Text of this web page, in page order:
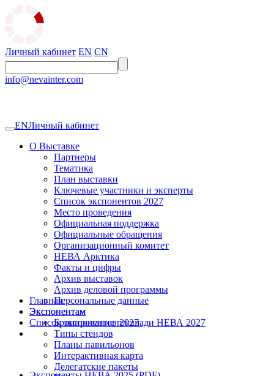
Личный кабинет EN CN
info@nevainter.com
ENЛичный кабинет
О Выставке
Партнеры
Тематика
План выставки
Ключевые участники и эксперты
Список экспонентов 2027
Место проведения
Официальная поддержка
Официальные обращения
Организационный комитет
НЕВА Арктика
Факты и цифры
Архив выставок
Архив деловой программы
Персональные данные
Экспонентам
Бронирование площади НЕВА 2027
Типы стендов
Планы павильонов
Интерактивная карта
Делегатские пакеты
Главная
Экспонентам
Список экспонентов 2027